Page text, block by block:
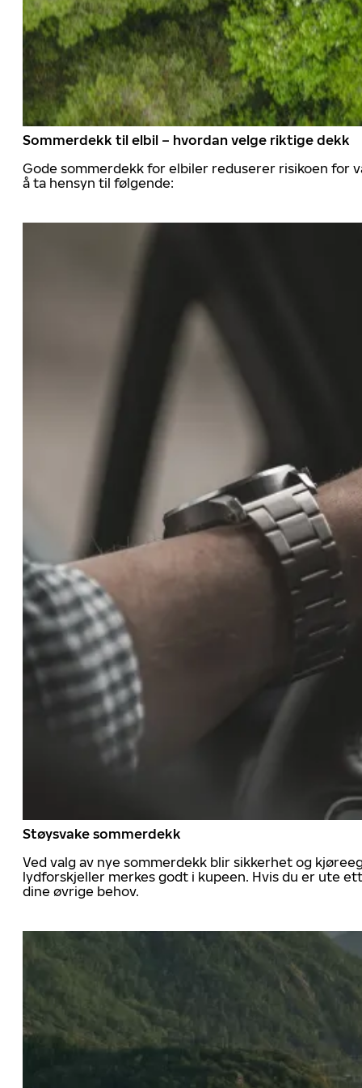
Sommerdekk til elbil – hvordan velge riktige dekk
Gode sommerdekk for elbiler reduserer risikoen for
å ta hensyn til følgende:
Støysvake sommerdekk
Ved valg av nye sommerdekk blir sikkerhet og
lydforskjeller merkes godt i kupeen. Hvis du er ute
dine øvrige behov.